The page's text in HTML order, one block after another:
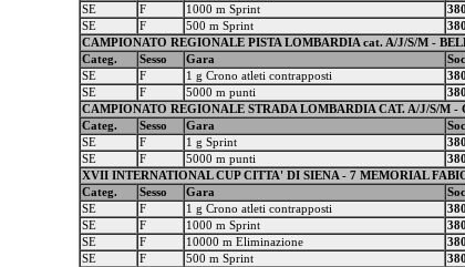
SE
F 1000 m Sprint
SE
F 500 m Sprint
CAMPIONATO REGIONALE PISTA LOMBARDIA cat. A/J/S/M -
Categ.
Sesso Gara
SE
F 1 g Crono atleti contrapposti
SE
F 5000 m punti
CAMPIONATO REGIONALE STRADA LOMBARDIA CAT. A/J/S/M -
Categ.
Sesso Gara
SE
F 1 g Sprint
SE
F 5000 m punti
XVII INTERNATIONAL CUP CITTA' DI SIENA - 7 MEMORIAL
Categ.
Sesso Gara
SE
F 1 g Crono atleti contrapposti
SE
F 1000 m Sprint
SE
F 10000 m Eliminazione
SE
F 500 m Sprint